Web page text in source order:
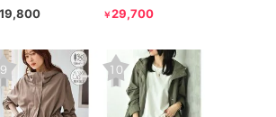
19,800 ￥29,700